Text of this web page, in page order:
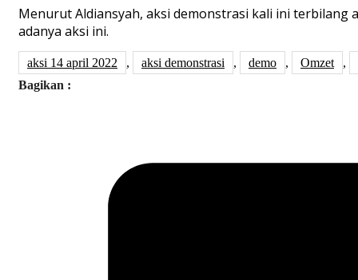
Menurut Aldiansyah, aksi demonstrasi kali ini
adanya aksi ini.
aksi 14 april 2022 , aksi demonstrasi , demo , Omzet
,
Bagikan :